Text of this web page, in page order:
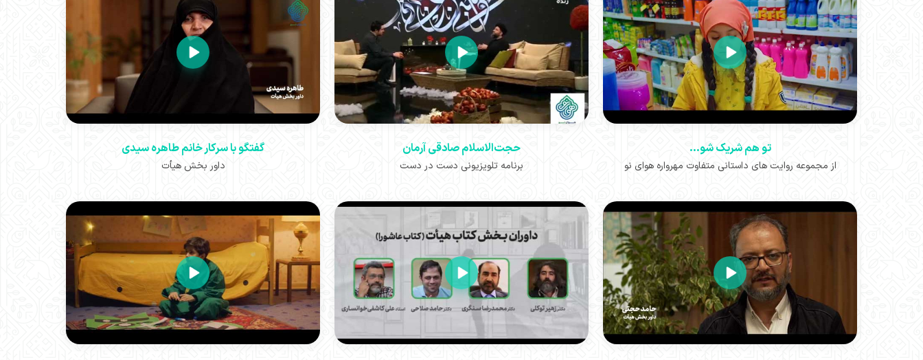
تو هم شریک شو...
از مجموعه روایت های داستانی متفاوت مهرواره هوای نو
حجت‌الاسلام صادقی آرمان
برنامه تلویزیونی دست در دست
گفتگو با سرکار خانم طاهره سیدی
داور بخش هیأت